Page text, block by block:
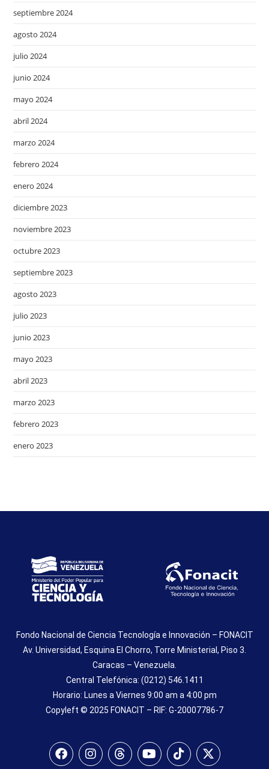
septiembre 2024
agosto 2024
julio 2024
junio 2024
mayo 2024
abril 2024
marzo 2024
febrero 2024
enero 2024
diciembre 2023
noviembre 2023
octubre 2023
septiembre 2023
agosto 2023
julio 2023
junio 2023
mayo 2023
abril 2023
marzo 2023
febrero 2023
enero 2023
Fondo Nacional de Ciencia Tecnología e Innovación – FONACIT
Av. Universidad, Esquina El Chorro, Torre Ministerial, Piso 3.
Caracas – Venezuela.
Central Telefónica: (0212) 546.1411
Horario: Lunes a Viernes 9:00 am a 4:00 pm
Copyleft © 2025 FONACIT – RIF: G-20007786-7